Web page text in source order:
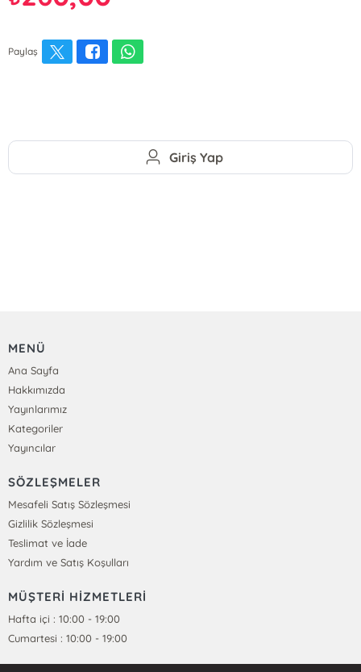
Paylaş
Giriş Yap
MENÜ
Ana Sayfa
Hakkımızda
Yayınlarımız
Kategoriler
Yayıncılar
SÖZLEŞMELER
Mesafeli Satış Sözleşmesi
Gizlilik Sözleşmesi
Teslimat ve İade
Yardım ve Satış Koşulları
MÜŞTERİ HİZMETLERİ
Hafta içi : 10:00 - 19:00
Cumartesi : 10:00 - 19:00